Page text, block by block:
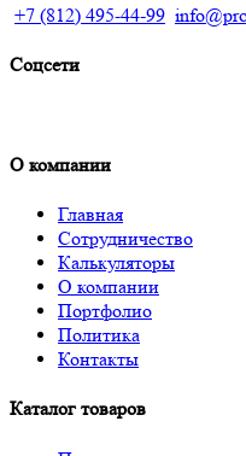
+7 (812) 495-44-99
Соцсети
О компании
Главная
Сотрудничество
Калькуляторы
О компании
Портфолио
Политика
Контакты
Каталог товаров